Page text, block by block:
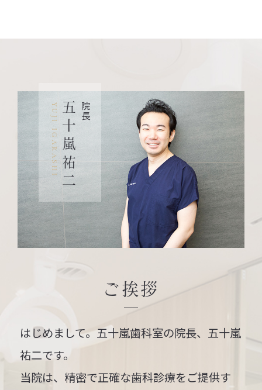
院長
五十嵐祐二
YUJI IGARASHI
ご挨拶
はじめまして。五十嵐歯科室の院長、五十嵐
祐二です。
当院は、精密で正確な歯科診療をご提供す